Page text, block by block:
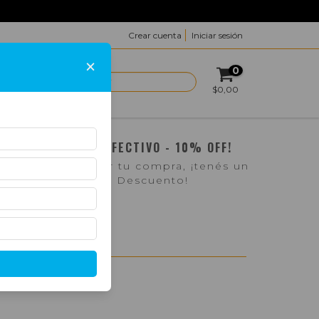
Crear cuenta Iniciar sesión
0
$0,00
¡PAGO EN EFECTIVO - 10% OFF!
Si pasás a retirar tu compra, ¡tenés un
10% de Descuento!
×